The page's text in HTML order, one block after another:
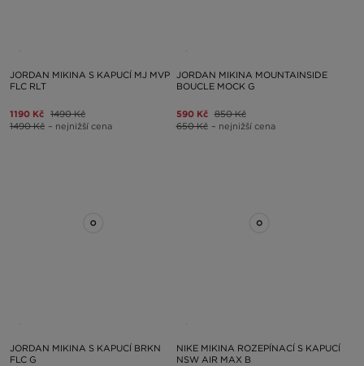
JORDAN MIKINA S KAPUCÍ MJ MVP
FLC RLT
1190 Kč 1490 Kč
1490 Kč – nejnižší cena
JORDAN MIKINA MOUNTAINSIDE
BOUCLE MOCK G
590 Kč 850 Kč
650 Kč – nejnižší cena
JORDAN MIKINA S KAPUCÍ BRKN
FLC G
NIKE MIKINA ROZEPÍNACÍ S KAPUCÍ
NSW AIR MAX B